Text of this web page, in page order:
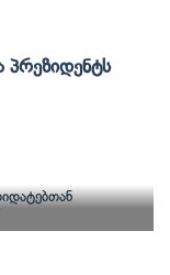
Პრეზიდენტს